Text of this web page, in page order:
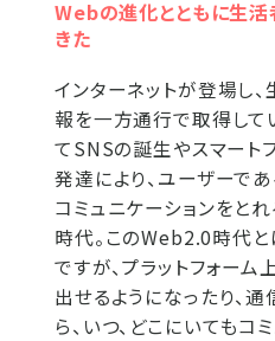
Webの進化とともに生
きた
インターネットが登場し
報を一方通行で取得して
てSNSの誕生やスマート
発達により、ユーザーで
コミュニケーションをと
時代。このWeb2.0時代と
ですが、プラットフォー
出せるようになったり、
ら、いつ、どこにいてもコ